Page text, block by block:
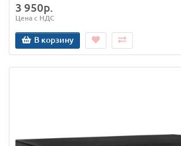
3 950р.
Цена с НДС
В корзину